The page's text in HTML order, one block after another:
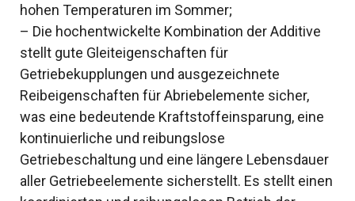
hohen Temperaturen im Sommer;
– Die hochentwickelte Kombination der Additive
stellt gute Gleiteigenschaften für
Getriebekupplungen und ausgezeichnete
Reibeigenschaften für Abriebelemente sicher,
was eine bedeutende Kraftstoffeinsparung, eine
kontinuierliche und reibungslose
Getriebeschaltung und eine längere Lebensdauer
aller Getriebeelemente sicherstellt. Es stellt einen